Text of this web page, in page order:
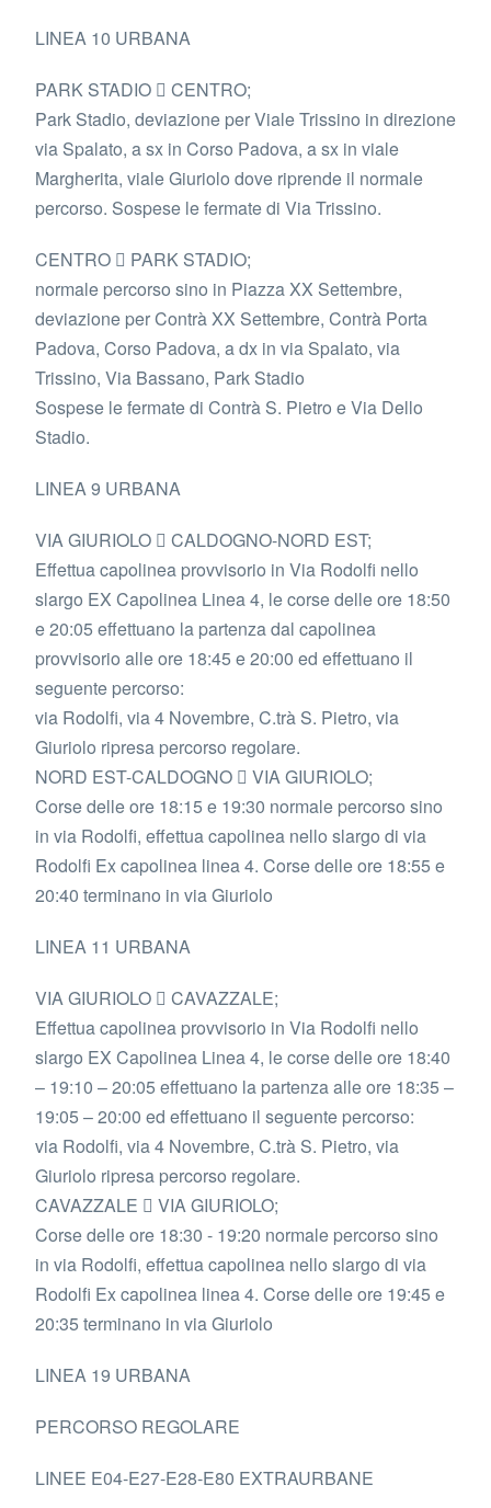
LINEA 10 URBANA
PARK STADIO  CENTRO;
Park Stadio, deviazione per Viale Trissino in direzione
via Spalato, a sx in Corso Padova, a sx in viale
Margherita, viale Giuriolo dove riprende il normale
percorso. Sospese le fermate di Via Trissino.
CENTRO  PARK STADIO;
normale percorso sino in Piazza XX Settembre,
deviazione per Contrà XX Settembre, Contrà Porta
Padova, Corso Padova, a dx in via Spalato, via
Trissino, Via Bassano, Park Stadio
Sospese le fermate di Contrà S. Pietro e Via Dello
Stadio.
LINEA 9 URBANA
VIA GIURIOLO  CALDOGNO-NORD EST;
Effettua capolinea provvisorio in Via Rodolfi nello
slargo EX Capolinea Linea 4, le corse delle ore 18:50
e 20:05 effettuano la partenza dal capolinea
provvisorio alle ore 18:45 e 20:00 ed effettuano il
seguente percorso:
via Rodolfi, via 4 Novembre, C.trà S. Pietro, via
Giuriolo ripresa percorso regolare.
NORD EST-CALDOGNO  VIA GIURIOLO;
Corse delle ore 18:15 e 19:30 normale percorso sino
in via Rodolfi, effettua capolinea nello slargo di via
Rodolfi Ex capolinea linea 4. Corse delle ore 18:55 e
20:40 terminano in via Giuriolo
LINEA 11 URBANA
VIA GIURIOLO  CAVAZZALE;
Effettua capolinea provvisorio in Via Rodolfi nello
slargo EX Capolinea Linea 4, le corse delle ore 18:40
– 19:10 – 20:05 effettuano la partenza alle ore 18:35 –
19:05 – 20:00 ed effettuano il seguente percorso:
via Rodolfi, via 4 Novembre, C.trà S. Pietro, via
Giuriolo ripresa percorso regolare.
CAVAZZALE  VIA GIURIOLO;
Corse delle ore 18:30 - 19:20 normale percorso sino
in via Rodolfi, effettua capolinea nello slargo di via
Rodolfi Ex capolinea linea 4. Corse delle ore 19:45 e
20:35 terminano in via Giuriolo
LINEA 19 URBANA
PERCORSO REGOLARE
LINEE E04-E27-E28-E80 EXTRAURBANE